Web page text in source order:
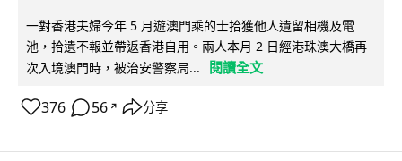
一對香港夫婦今年 5 月遊澳門乘的士拾獲他人遺留相機及電
池，拾遺不報並帶返香港自用。兩人本月 2 日經港珠澳大橋再
次入境澳門時，被治安警察局...
閱讀全文
376 56 ↗ 分享